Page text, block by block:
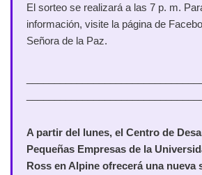
El sorteo se realizará a las 7 p. m.
información, visite la página de
Señora de la Paz.
A partir del lunes, el Centro de
Pequeñas Empresas de la
Ross en Alpine ofrecerá una nueva